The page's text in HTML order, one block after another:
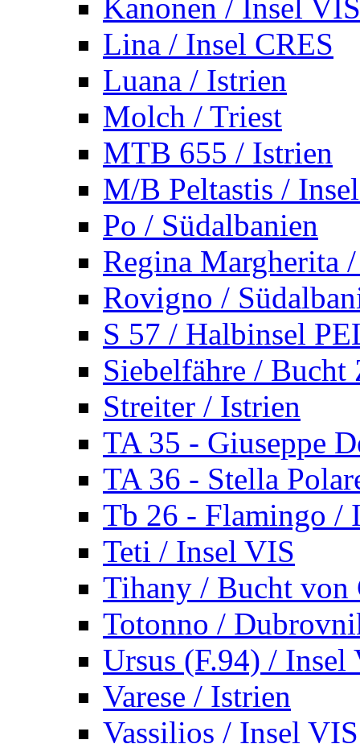
Kanonen / Insel VIS
Lina / Insel CRES
Luana / Istrien
Molch / Triest
MTB 655 / Istrien
M/B Peltastis /
Po / Südalbanien
Regina Margherita
Rovigno /
S 57 / Halbinsel
Siebelfähre / Bucht
Streiter / Istrien
TA 35 - Giuseppe
TA 36 - Stella
Tb 26 - Flamingo /
Teti / Insel VIS
Tihany / Bucht von
Totonno /
Ursus (F.94) / Insel
Varese / Istrien
Vassilios / Insel VIS